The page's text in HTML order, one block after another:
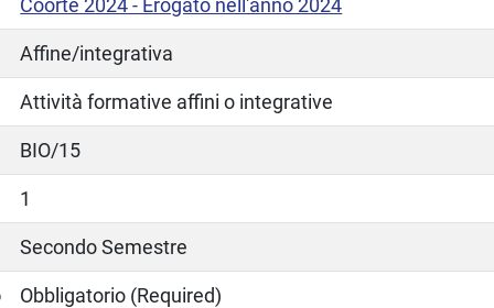
Coorte 2024 - Erogato nell'anno 2024
Affine/integrativa
Attività formative affini o integrative
BIO/15
1
Secondo Semestre
Obbligatorio (Required)